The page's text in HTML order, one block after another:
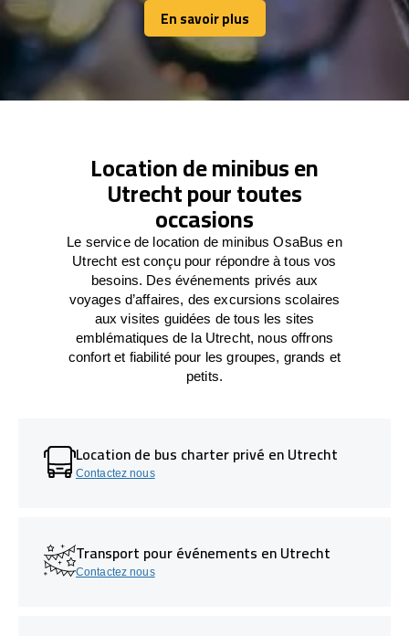
En savoir plus
En savoir plus
Location de minibus en
Utrecht pour toutes
occasions
Le service de location de minibus OsaBus en
Utrecht est conçu pour répondre à tous vos
besoins. Des événements privés aux
voyages d’affaires, des excursions scolaires
aux visites guidées de tous les sites
emblématiques de la Utrecht, nous offrons
confort et fiabilité pour les groupes, grands et
petits.
Location de bus charter privé en Utrecht
Contactez nous
Transport pour événements en Utrecht
Contactez nous